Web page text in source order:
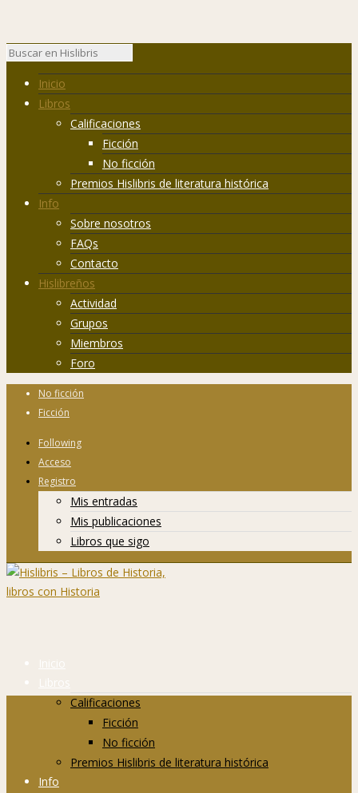
Inicio
Libros
Calificaciones
Ficción
No ficción
Premios Hislibris de literatura histórica
Info
Sobre nosotros
FAQs
Contacto
Hislibreños
Actividad
Grupos
Miembros
Foro
No ficción
Ficción
Following
Acceso
Registro
Mis entradas
Mis publicaciones
Libros que sigo
Inicio
Libros
Calificaciones
Ficción
No ficción
Premios Hislibris de literatura histórica
Info